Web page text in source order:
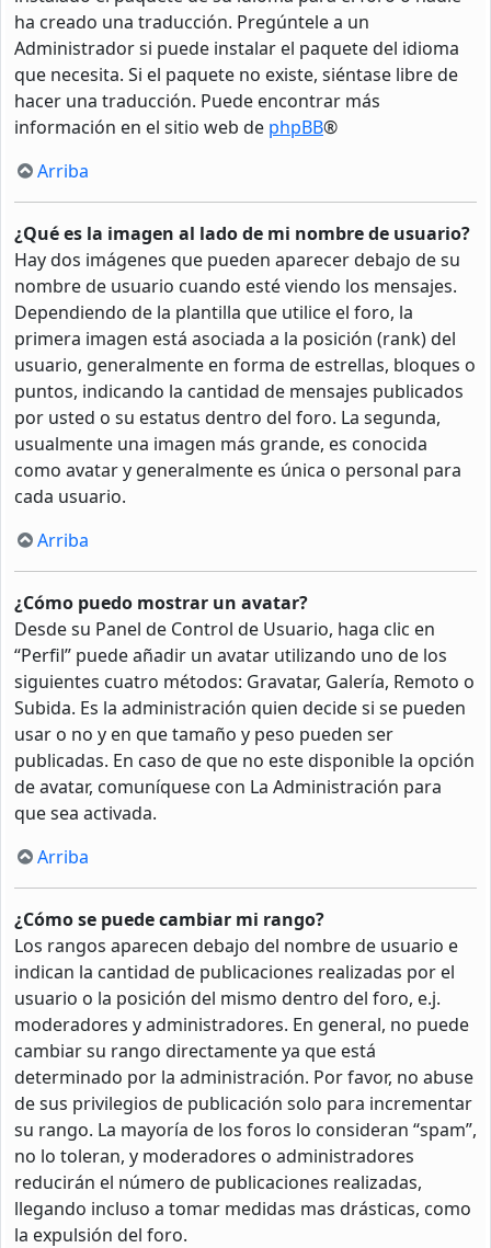
ha creado una traducción. Pregúntele a un
Administrador si puede instalar el paquete del idioma
que necesita. Si el paquete no existe, siéntase libre de
hacer una traducción. Puede encontrar más
información en el sitio web de phpBB®
Arriba
¿Qué es la imagen al lado de mi nombre de usuario?
Hay dos imágenes que pueden aparecer debajo de su
nombre de usuario cuando esté viendo los mensajes.
Dependiendo de la plantilla que utilice el foro, la
primera imagen está asociada a la posición (rank) del
usuario, generalmente en forma de estrellas, bloques o
puntos, indicando la cantidad de mensajes publicados
por usted o su estatus dentro del foro. La segunda,
usualmente una imagen más grande, es conocida
como avatar y generalmente es única o personal para
cada usuario.
Arriba
¿Cómo puedo mostrar un avatar?
Desde su Panel de Control de Usuario, haga clic en
“Perfil” puede añadir un avatar utilizando uno de los
siguientes cuatro métodos: Gravatar, Galería, Remoto o
Subida. Es la administración quien decide si se pueden
usar o no y en que tamaño y peso pueden ser
publicadas. En caso de que no este disponible la opción
de avatar, comuníquese con La Administración para
que sea activada.
Arriba
¿Cómo se puede cambiar mi rango?
Los rangos aparecen debajo del nombre de usuario e
indican la cantidad de publicaciones realizadas por el
usuario o la posición del mismo dentro del foro, e.j.
moderadores y administradores. En general, no puede
cambiar su rango directamente ya que está
determinado por la administración. Por favor, no abuse
de sus privilegios de publicación solo para incrementar
su rango. La mayoría de los foros lo consideran “spam”,
no lo toleran, y moderadores o administradores
reducirán el número de publicaciones realizadas,
llegando incluso a tomar medidas mas drásticas, como
la expulsión del foro.